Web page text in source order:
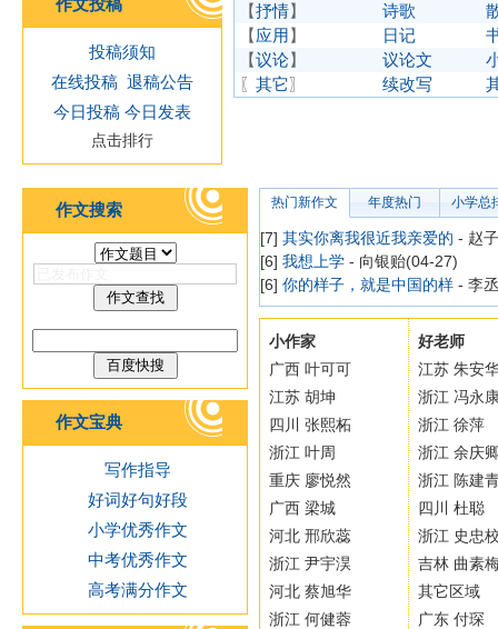
作文投稿
投稿须知
在线投稿 退稿公告
今日投稿 今日发表
点击排行
【抒情】 诗歌
【应用】 日记
【议论】 议论文
〖 其它〗 续改写
作文搜索
作文宝典
写作指导
好词好句好段
小学优秀作文
中考优秀作文
高考满分作文
热门新作文 年度热门 小学总
[7] 其实你离我很近我亲爱的 - 赵
[6] 我想上学 - 向银贻(04-27)
[6] 你的样子，就是中国的样 - 李
小作家
广西 叶可可
江苏 胡坤
四川 张熙柘
浙江 叶周
重庆 廖悦然
广西 梁城
河北 邢欣蕊
浙江 尹宇淏
河北 蔡旭华
浙江 何健蓉
好老师
江苏 朱安
浙江 冯永
浙江 徐萍
浙江 余庆
浙江 陈建
四川 杜聪
浙江 史忠
吉林 曲素
其它区域
广东 付琛